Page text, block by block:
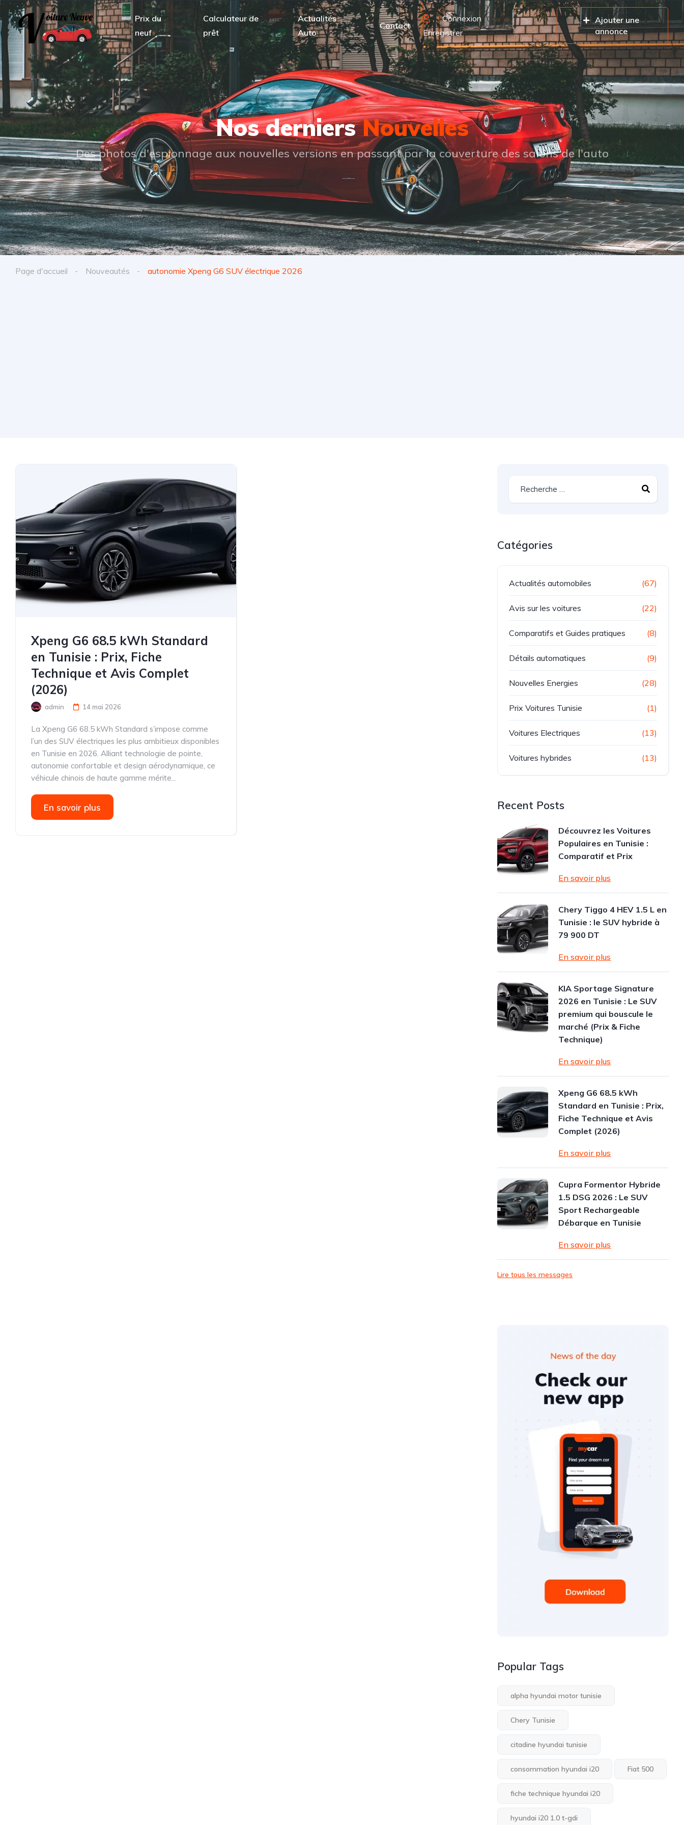
Prix du
neuf
Calculateur de
prêt
Actualités
Auto
Contact
Connexion
Enregistrer
Ajouter une
annonce
Nos derniersNouvelles
Des photos d'espionnage aux nouvelles versions en passant par la couverture des salons de l'auto
Page d'accueil Nouveautés autonomie Xpeng G6 SUV électrique 2026
Xpeng G6 68.5 kWh Standard
en Tunisie : Prix, Fiche
Technique et Avis Complet
(2026)
admin 14 mai 2026
La Xpeng G6 68.5 kWh Standard s’impose comme
l’un des SUV électriques les plus ambitieux disponibles
en Tunisie en 2026. Alliant technologie de pointe,
autonomie confortable et design aérodynamique, ce
véhicule chinois de haute gamme mérite...
En savoir plus
Catégories
Actualités automobiles (67)
Avis sur les voitures (22)
Comparatifs et Guides pratiques (8)
Détails automatiques (9)
Nouvelles Energies (28)
Prix Voitures Tunisie (1)
Voitures Electriques (13)
Voitures hybrides (13)
Recent Posts
Découvrez les Voitures
Populaires en Tunisie :
Comparatif et Prix
En savoir plus
Chery Tiggo 4 HEV 1.5 L en
Tunisie : le SUV hybride à
79 900 DT
En savoir plus
KIA Sportage Signature
2026 en Tunisie : Le SUV
premium qui bouscule le
marché (Prix & Fiche
Technique)
En savoir plus
Xpeng G6 68.5 kWh
Standard en Tunisie : Prix,
Fiche Technique et Avis
Complet (2026)
En savoir plus
Cupra Formentor Hybride
1.5 DSG 2026 : Le SUV
Sport Rechargeable
Débarque en Tunisie
En savoir plus
Lire tous les messages
Popular Tags
alpha hyundai motor tunisie
Chery Tunisie
citadine hyundai tunisie
consommation hyundai i20 Fiat 500
fiche technique hyundai i20
hyundai i20 1.0 t-gdi